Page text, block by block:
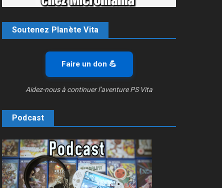
Soutenez Planète Vita
Faire un don 💪
Aidez-nous à continuer l’aventure PS Vita
Podcast